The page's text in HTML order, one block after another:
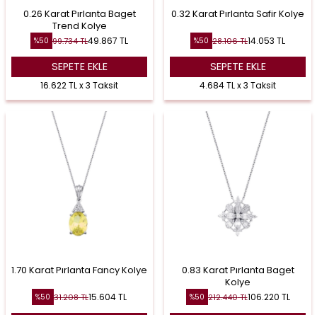
0.26 Karat Pırlanta Baget
Trend Kolye
%50 99.734TL49.867 TL
SEPETE EKLE
16.622 TL x 3 Taksit
0.32 Karat Pırlanta Safir Kolye
%50 28.106TL14.053 TL
SEPETE EKLE
4.684 TL x 3 Taksit
1.70 Karat Pırlanta Fancy Kolye
%50 31.208TL15.604TL
0.83 Karat Pırlanta Baget
Kolye
%50 212.440TL106.220 TL